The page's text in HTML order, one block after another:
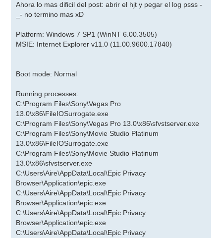
Ahora lo mas dificil del post: abrir el hjt y pegar el log psss -
_- no termino mas xD
Platform: Windows 7 SP1 (WinNT 6.00.3505)
MSIE: Internet Explorer v11.0 (11.00.9600.17840)
Boot mode: Normal
Running processes:
C:\Program Files\Sony\Vegas Pro
13.0\x86\FileIOSurrogate.exe
C:\Program Files\Sony\Vegas Pro 13.0\x86\sfvstserver.exe
C:\Program Files\Sony\Movie Studio Platinum
13.0\x86\FileIOSurrogate.exe
C:\Program Files\Sony\Movie Studio Platinum
13.0\x86\sfvstserver.exe
C:\Users\Aire\AppData\Local\Epic Privacy
Browser\Application\epic.exe
C:\Users\Aire\AppData\Local\Epic Privacy
Browser\Application\epic.exe
C:\Users\Aire\AppData\Local\Epic Privacy
Browser\Application\epic.exe
C:\Users\Aire\AppData\Local\Epic Privacy